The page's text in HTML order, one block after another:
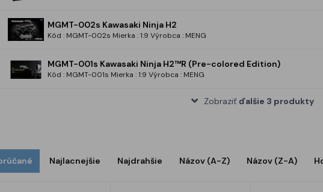
MGMT-002s Kawasaki Ninja H2
Kód : MGMT-002s Mierka : 1:9 Výrobca : MENG
MGMT-001s Kawasaki Ninja H2™R (Pre-colored Edition)
Kód : MGMT-001s Mierka : 1:9 Výrobca : MENG
Zobraziťďalšie 3 produkty
Najlacnejšie Najdrahšie Názov (A-Z) Názov (Z-A)